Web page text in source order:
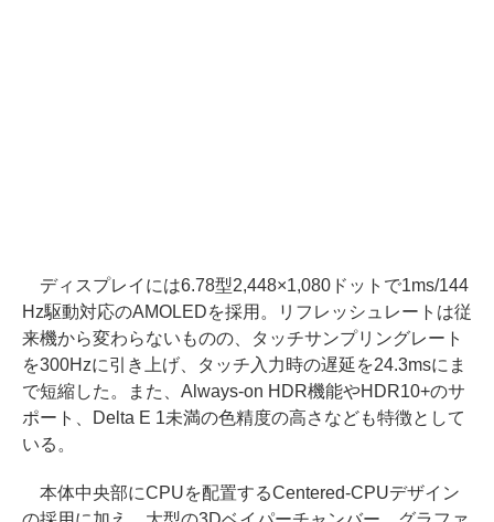
ディスプレイには6.78型2,448×1,080ドットで1ms/144
Hz駆動対応のAMOLEDを採用。リフレッシュレートは従
来機から変わらないものの、タッチサンプリングレート
を300Hzに引き上げ、タッチ入力時の遅延を24.3msにま
で短縮した。また、Always-on HDR機能やHDR10+のサ
ポート、Delta E 1未満の色精度の高さなども特徴として
いる。
本体中央部にCPUを配置するCentered-CPUデザイン